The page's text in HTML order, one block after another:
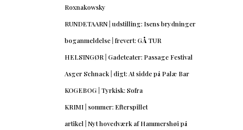
Roxnakowsky
RUNDETAARN | udstilling: Isens brydninger
boganmeldelse | frevert: GÅ TUR
HELSINGØR | Gadeteater: Passage Festival
Asger Schnack | digt: At sidde på Palæ Bar
KOGEBOG | Tyrkisk: Sofra
KRIMI | sommer: Efterspillet
artikel | Nyt hovedværk af Hammershøi på